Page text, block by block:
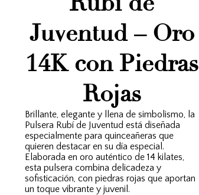
Juventud – Oro
14K con Piedras
Rojas
Brillante, elegante y llena de simbolismo, la
Pulsera Rubí de Juventud está diseñada
especialmente para quinceañeras que
quieren destacar en su día especial.
Elaborada en oro auténtico de 14 kilates,
esta pulsera combina delicadeza y
sofisticación, con piedras rojas que aportan
un toque vibrante y juvenil.